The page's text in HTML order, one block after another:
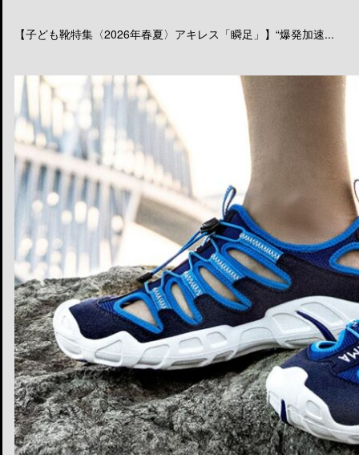
【子ども靴特集〈2026年春夏〉アキレス「瞬足」】“爆発加速...